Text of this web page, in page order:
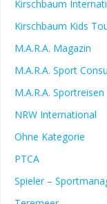
Kirschbaum
Kirschbaum Kids
M.A.R.A. Magazin
M.A.R.A. Sport
M.A.R.A. Sportreisen
NRW International
Ohne Kategorie
PTCA
Spieler –